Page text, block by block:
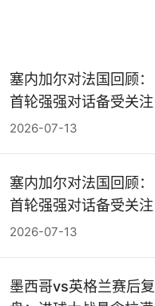
塞内加尔对法国回顾：
首轮强强对话备受关注
2026-07-13
塞内加尔对法国回顾：
首轮强强对话备受关注
2026-07-13
墨西哥vs英格兰赛后复